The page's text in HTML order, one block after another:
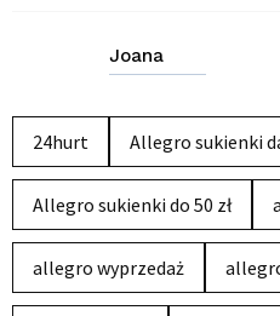
Joana
24hurt Allegro sukienki
Allegro sukienki do 50 zł
allegro wyprzedaż